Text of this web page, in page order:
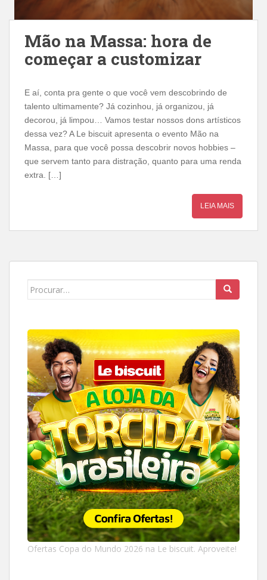
Mão na Massa: hora de
começar a customizar
E aí, conta pra gente o que você vem descobrindo de
talento ultimamente? Já cozinhou, já organizou, já
decorou, já limpou… Vamos testar nossos dons artísticos
dessa vez? A Le biscuit apresenta o evento Mão na
Massa, para que você possa descobrir novos hobbies –
que servem tanto para distração, quanto para uma renda
extra. […]
LEIA MAIS
Search
Ofertas Copa do Mundo 2026 na Le biscuit. Aproveite!